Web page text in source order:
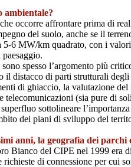
ambientale?
occorre affrontare prima di
del suolo, anche se il
6 MW/km quadrato, con i
spesso l’argomento più
il distacco di parti strutturali
di ghiaccio, la valutazione
(sia pure di
sottolineare
dei piani di sviluppo del
anni, la geografia dei parchi
Bianco del CIPE nel 1999 era
richieste di connessione per cui